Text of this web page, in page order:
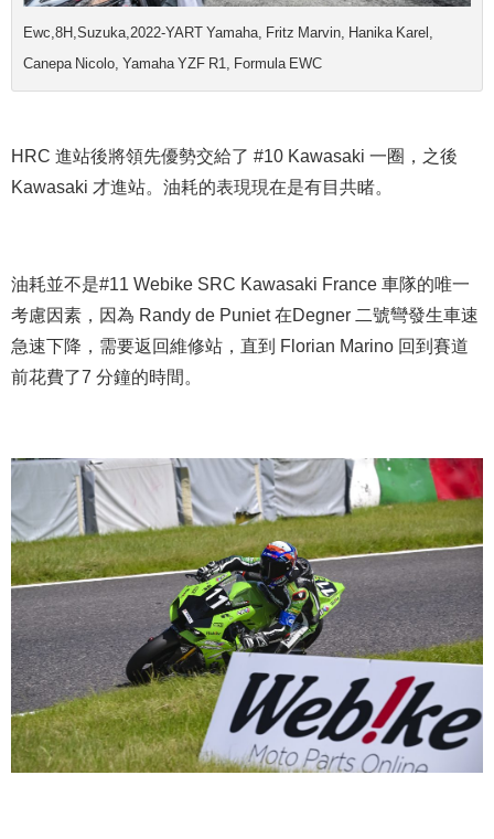
Ewc,8H,Suzuka,2022-YART Yamaha, Fritz Marvin, Hanika Karel,
Canepa Nicolo, Yamaha YZF R1, Formula EWC
HRC 進站後將領先優勢交給了 #10 Kawasaki 一圈，之後
Kawasaki 才進站。油耗的表現現在是有目共睹。
油耗並不是#11 Webike SRC Kawasaki France 車隊的唯一
考慮因素，因為 Randy de Puniet 在Degner 二號彎發生車速
急速下降，需要返回維修站，直到 Florian Marino 回到賽道
前花費了7 分鐘的時間。